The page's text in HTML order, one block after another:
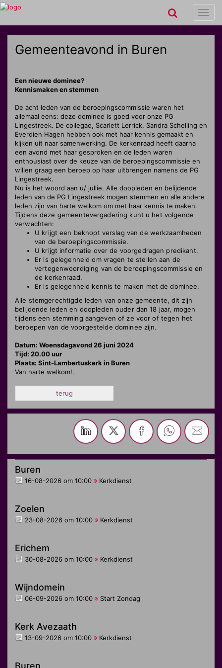
Gemeenteavond in Buren
Een nieuwe dominee?
Kennismaken en stemmen
De acht leden van de beroepingscommissie waren het
allemaal eens: deze dominee is goed voor onze PG
Lingestreek. De collegae, Scarlett Lerrick, Sandra Schelling en
Everdien Hagen hebben ook met haar kennis gemaakt en
kijken uit naar samenwerking. De kerkenraad heeft daarna
een avond met haar gesproken en de leden waren
enthousiast over de keuze van de beroepingscommissie en
willen graag een beroep op haar uitbrengen namens de PG
Lingestreek.
Nu is het woord aan u/ jullie. Alle doopleden en belijdende
leden van de PG Lingestreek mogen stemmen en alle andere
leden zijn van harte welkom om met haar kennis te maken.
Tijdens deze gemeentevergadering kunt u het volgende
verwachten:
U krijgt een beknopt verslag van de werkzaamheden
van de beroepingscommissie.
U krijgt informatie over de voorgedragen predikant.
Er is gelegenheid om vragen te stellen aan de
vertegenwoordiging van de beroepingscommissie en
de kerkenraad.
Er is gelegenheid kennis te maken met de dominee.
Alle stemgerechtigde leden van onze gemeente, dit zijn
belijdende leden en doopleden ouder dan 18 jaar, mogen
tijdens een stemming aangeven of ze voor of tegen het
beroepen van de voorgestelde dominee zijn.
Datum: Woensdagavond 26 juni 2024
Tijd: 20.00 uur
Plaats: Sint-Lambertuskerk in Buren
Van harte welkom!.
terug
Buren
16-08-2026 om 10:00 Kerkdienst
Zoelen
23-08-2026 om 10:00 Kerkdienst
Erichem
30-08-2026 om 10:00 Kerkdienst
Wijndomein
06-09-2026 om 10:00 Start Zondag
Kerk Avezaath
13-09-2026 om 10:00 Kerkdienst
Buren